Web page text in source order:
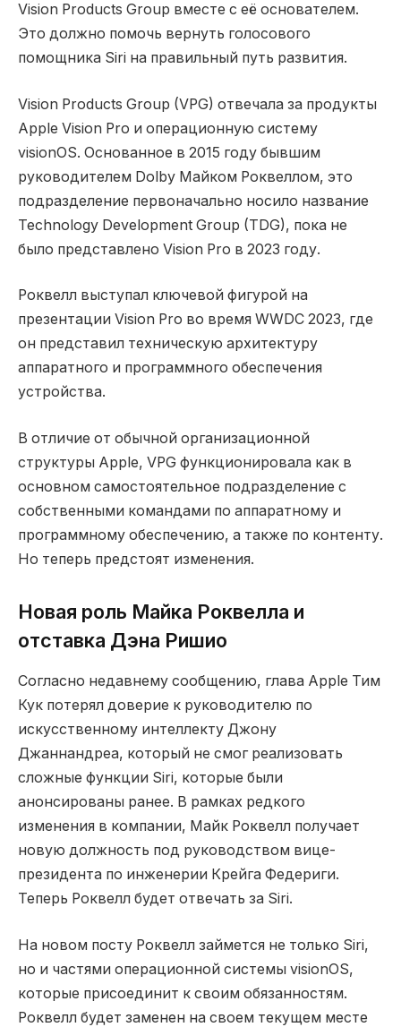
Vision Products Group вместе с её основателем.
Это должно помочь вернуть голосового
помощника Siri на правильный путь развития.
Vision Products Group (VPG) отвечала за продукты
Apple Vision Pro и операционную систему
visionOS. Основанное в 2015 году бывшим
руководителем Dolby Майком Роквеллом, это
подразделение первоначально носило название
Technology Development Group (TDG), пока не
было представлено Vision Pro в 2023 году.
Роквелл выступал ключевой фигурой на
презентации Vision Pro во время WWDC 2023, где
он представил техническую архитектуру
аппаратного и программного обеспечения
устройства.
В отличие от обычной организационной
структуры Apple, VPG функционировала как в
основном самостоятельное подразделение с
собственными командами по аппаратному и
программному обеспечению, а также по контенту.
Но теперь предстоят изменения.
Новая роль Майка Роквелла и
отставка Дэна Ришио
Согласно недавнему сообщению, глава Apple Тим
Кук потерял доверие к руководителю по
искусственному интеллекту Джону
Джаннандреа, который не смог реализовать
сложные функции Siri, которые были
анонсированы ранее. В рамках редкого
изменения в компании, Майк Роквелл получает
новую должность под руководством вице-
президента по инженерии Крейга Федериги.
Теперь Роквелл будет отвечать за Siri.
На новом посту Роквелл займется не только Siri,
но и частями операционной системы visionOS,
которые присоединит к своим обязанностям.
Роквелл будет заменен на своем текущем месте